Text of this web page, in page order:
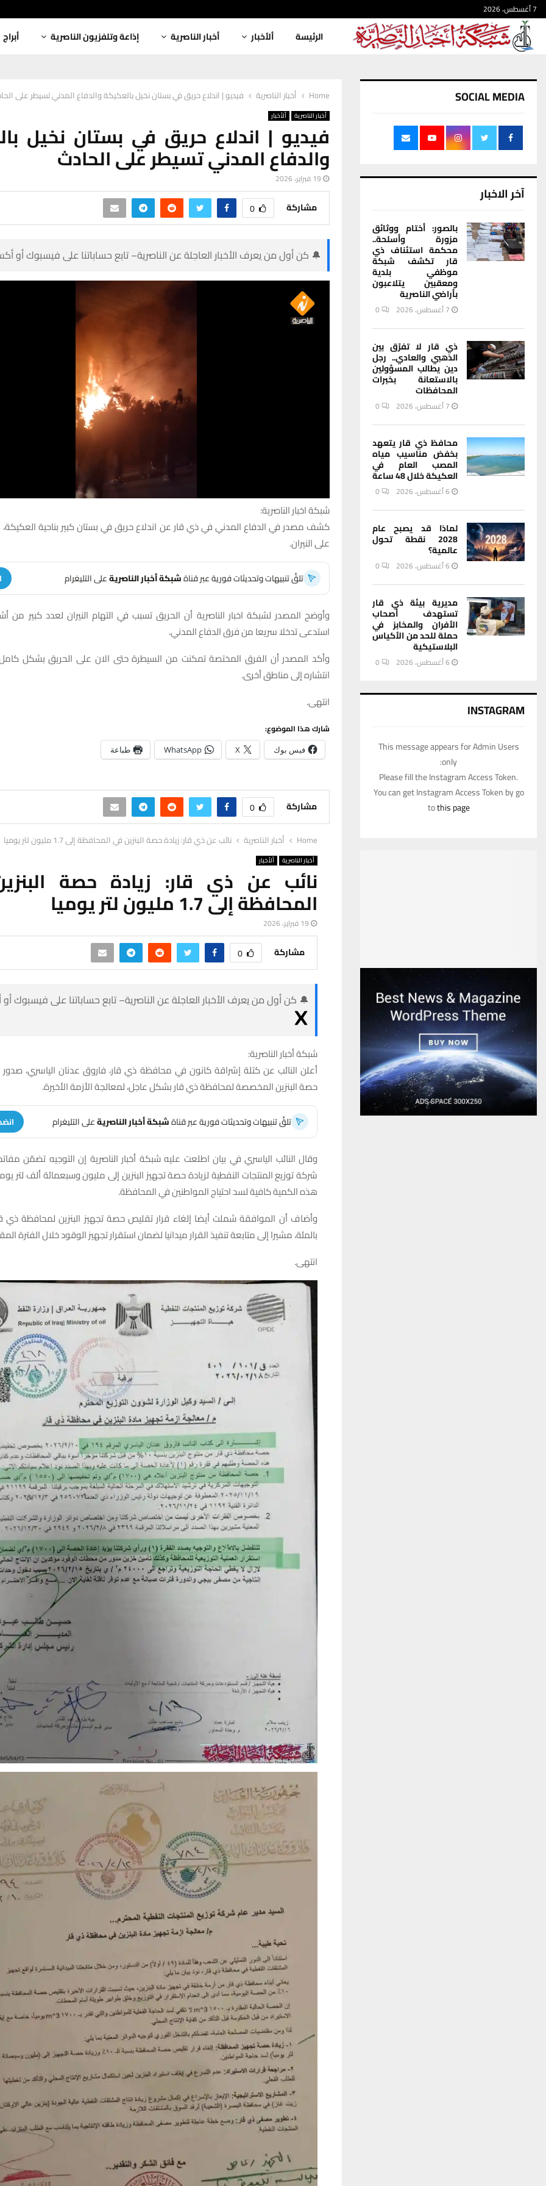
7 أغسطس، 2026
الرئيسة ألأخبار أخبار الناصرية إذاعة وتلفزيون الناصرية أبراج
Home أخبار الناصرية فيديو | اندلاع حريق في بستان نخيل بالعكيكة والدفاع المدني تسيطر على
أخبار الناصرية ألأخبار
فيديو | اندلاع حريق في بستان نخيل
والدفاع المدني تسيطر على الحادث
19 فبراير، 2026
مشاركة 0
🔔 كن أول من يعرف الأخبار العاجلة عن الناصرية– تابع حساباتنا على فيسبوك أو
شبكة اخبار الناصرية:
كشف مصدر في الدفاع المدني في ذي قار عن اندلاع حريق في بستان كبير بناحية
على النيران.
تلقَّ تنبيهات وتحديثات فورية عبر قناةشبكة أخبار الناصريةعلى التليغرام
وأوضح المصدر لشبكة اخبار الناصرية أن الحريق تسبب في التهام النيران لعدد كبير من
استدعى تدخلا سريعا من فرق الدفاع المدني.
وأكد المصدر أن الفرق المختصة تمكنت من السيطرة حتى الان على الحريق بشكل
انتشاره إلى مناطق أخرى.
انتهى.
شارك هذا الموضوع:
فيس بوك X
WhatsApp طباعة
مشاركة 0
Home أخبار الناصرية نائب عن ذي قار: زيادة حصة البنزين في المحافظة إلى 1.7 مليون لتر يوميا
أخبار الناصرية ألأخبار
نائب عن ذي قار: زيادة حصة
المحافظة إلى 1.7 مليون لتر يوميا
19 فبراير، 2026
مشاركة 0
🔔 كن أول من يعرف الأخبار العاجلة عن الناصرية– تابع حساباتنا على فيسبوك
شبكة أخبار الناصرية:
أعلن النائب عن كتلة إشراقة كانون في محافظة ذي قار، فاروق عدنان الياسري، صدور
حصة البنزين المخصصة لمحافظة ذي قار بشكل عاجل، لمعالجة الأزمة الأخيرة.
تلقَّ تنبيهات وتحديثات فورية عبر قناةشبكة أخبار الناصريةعلى التليغرام
وقال النائب الياسري في بيان اطلعت عليه شبكة أخبار الناصرية إن التوجيه تضمّن
شركة توزيع المنتجات النفطية لزيادة حصة تجهيز البنزين إلى مليون وسبعمائة ألف لتر
هذه الكمية كافية لسد احتياج المواطنين في المحافظة.
بالمئة، مشيرا إلى متابعة تنفيذ القرار ميدانيا لضمان استقرار تجهيز الوقود خلال الفترة
انتهى.
SOCIAL MEDIA
آخر الاخبار
بالصور: أختام ووثائق
مزورة وأسلحة..
محكمة استئناف ذي
قار تكشف شبكة
موظفي بلدية
ومعقبين يتلاعبون
بأراضي الناصرية
7 أغسطس، 2026 0
ذي قار لا تفرّق بين
الذهبي والعادي.. رجل
دين يطالب المسؤولين
بالاستعانة بخبرات
المحافظات
7 أغسطس، 2026 0
محافظ ذي قار يتعهد
بخفض مناسيب مياه
المصب العام في
العكيكة خلال 48 ساعة
6 أغسطس، 2026 0
لماذا قد يصبح عام
2028 نقطة تحول
عالمية؟
6 أغسطس، 2026 0
مديرية بيئة ذي قار
تستهدف أصحاب
الأفران والمخابز في
حملة للحد من الأكياس
البلاستيكية
6 أغسطس، 2026 0
INSTAGRAM
This message appears for Admin Users
only:
Please fill the Instagram Access Token.
You can get Instagram Access Token by go
tothis page